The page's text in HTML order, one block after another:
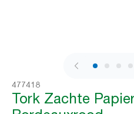
1 / 7
477418
Tork Zachte